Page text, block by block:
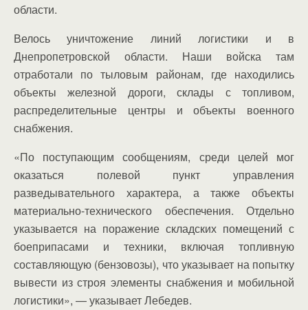
области.
Велось уничтожение линий логистики и в
Днепропетровской области. Наши войска там
отработали по тыловым районам, где находились
объекты железной дороги, склады с топливом,
распределительные центры и объекты военного
снабжения.
«По поступающим сообщениям, среди целей мог
оказаться полевой пункт управления
разведывательного характера, а также объекты
материально-технического обеспечения. Отдельно
указывается на поражение складских помещений с
боеприпасами и техники, включая топливную
составляющую (бензовозы), что указывает на попытку
вывести из строя элементы снабжения и мобильной
логистики», — указывает Лебедев.